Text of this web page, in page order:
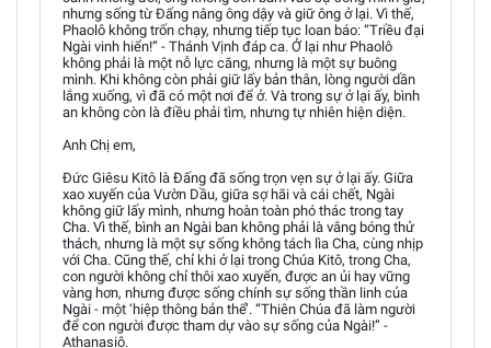
nhưng sống từ Đấng nâng ông dậy và giữ ông ở lại. Vì thế,
Phaolô không trốn chạy, nhưng tiếp tục loan báo: “Triều đại
Ngài vinh hiển!” - Thánh Vịnh đáp ca. Ở lại như Phaolô
không phải là một nỗ lực căng, nhưng là một sự buông
mình. Khi không còn phải giữ lấy bản thân, lòng người dần
lắng xuống, vì đã có một nơi để ở. Và trong sự ở lại ấy, bình
an không còn là điều phải tìm, nhưng tự nhiên hiện diện.
Anh Chị em,
Đức Giêsu Kitô là Đấng đã sống trọn vẹn sự ở lại ấy. Giữa
xao xuyến của Vườn Dầu, giữa sợ hãi và cái chết, Ngài
không giữ lấy mình, nhưng hoàn toàn phó thác trong tay
Cha. Vì thế, bình an Ngài ban không phải là vắng bóng thử
thách, nhưng là một sự sống không tách lìa Cha, cùng nhịp
với Cha. Cũng thế, chỉ khi ở lại trong Chúa Kitô, trong Cha,
con người không chỉ thôi xao xuyến, được an ủi hay vững
vàng hơn, nhưng được sống chính sự sống thần linh của
Ngài - một ‘hiệp thông bản thể’. “Thiên Chúa đã làm người
để con người được tham dự vào sự sống của Ngài!” -
Athanasiô.